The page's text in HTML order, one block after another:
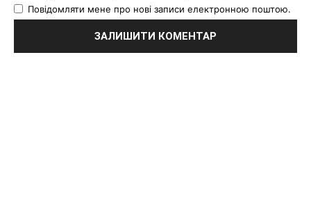
Повідомляти мене про нові записи електронною поштою.